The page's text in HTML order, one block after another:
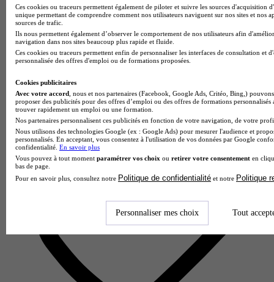
IPAG Université Paris Ouest Nanterre La Défense
3.3
3 avis
Ces cookies ou traceurs permettent également de piloter et suivre les sources d'acquisition
unique permettant de comprendre comment nos utilisateurs naviguent sur nos sites et nos
sources de trafic.
Ils nous permettent également d’observer le comportement de nos utilisateurs afin
navigation dans nos sites beaucoup plus rapide et fluide.
Ces cookies ou traceurs permettent enfin de personnaliser les interfaces de consultation et
personnalisée des offres d'emploi ou de formations proposées.
Cookies publicitaires
Avec votre accord , nous et nos partenaires (Facebook, Google Ads, Critéo, Bing,)
proposer des publicités pour des offres d’emploi ou des offres de formations
trouver rapidement un emploi ou une formation.
Nos partenaires personnalisent ces publicités en fonction de votre navigation, de votre
Nous utilisons des technologies Google (ex : Google Ads) pour mesurer l'audience et
personnalisés. En acceptant, vous consentez à l'utilisation de vos données par Google
confidentialité. En savoir plus
Vous pouvez à tout moment paramétrer vos choix ou retirer votre consentement en
bas de page.
Pour en savoir plus, consultez notre Politique de confidentialité et notre Politique
Personnaliser mes choix Tout